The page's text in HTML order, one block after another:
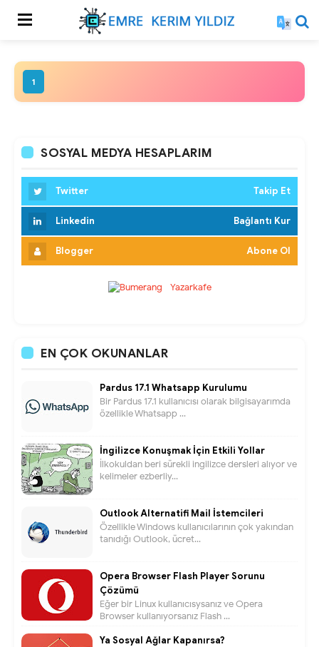
1
SOSYAL MEDYA HESAPLARIM
Twitter Takip Et
Linkedin Bağlantı Kur
Blogger Abone Ol
EN ÇOK OKUNANLAR
Pardus 17.1 Whatsapp Kurulumu
Bir Pardus 17.1 kullanıcısı olarak bilgisayarımda
özellikle Whatsapp ...
İngilizce Konuşmak İçin Etkili Yollar
İlkokuldan beri sürekli ingilizce dersleri alıyor ve
kelimeler ezberliy...
Outlook Alternatifi Mail İstemcileri
Özellikle Windows kullanıcılarının çok yakından
tanıdığı Outlook, ücret...
Opera Browser Flash Player Sorunu
Çözümü
Eğer bir Linux kullanıcısysanız ve Opera
Browser kullanıyorsanız Flash ...
Ya Sosyal Ağlar Kapanırsa?